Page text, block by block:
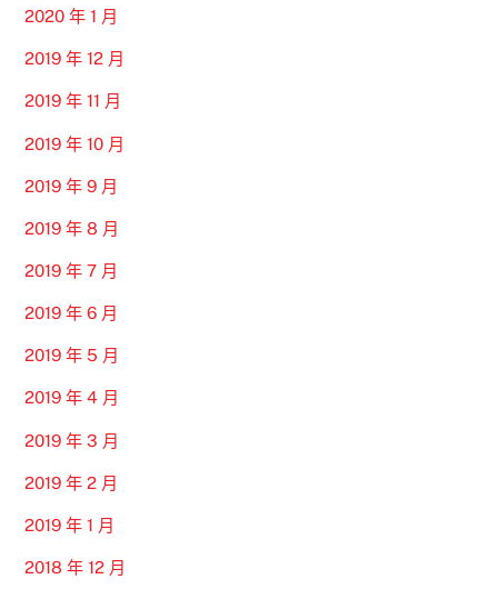
2020 年 1 月
2019 年 12 月
2019 年 11 月
2019 年 10 月
2019 年 9 月
2019 年 8 月
2019 年 7 月
2019 年 6 月
2019 年 5 月
2019 年 4 月
2019 年 3 月
2019 年 2 月
2019 年 1 月
2018 年 12 月